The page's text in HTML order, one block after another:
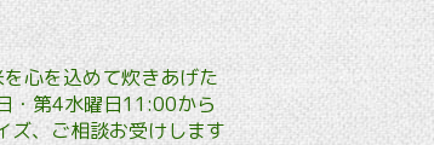
心を込めて炊きあげた
・第4水曜日11:00から
ズ、ご相談お受けします